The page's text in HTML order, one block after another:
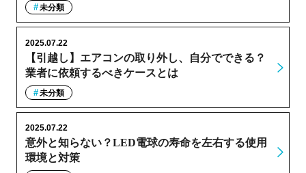
未分類
【引越し】エアコンの取り外し、自分でできる？
業者に依頼するべきケースとは
2025.07.22
未分類
意外と知らない？LED電球の寿命を左右する使用
環境と対策
2025.07.22